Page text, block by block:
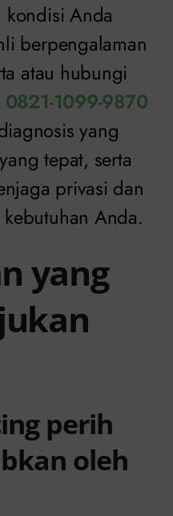
kondisi Anda
berpengalaman
atau hubungi
0821-1099-9870
yang
tepat, serta
privasi dan
Anda.
yang
perih
oleh